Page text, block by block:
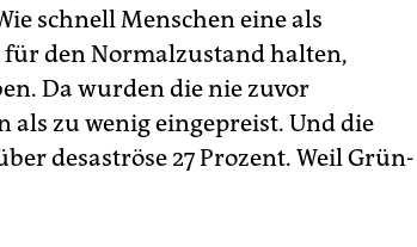
schnell Menschen eine als
den Normalzustand halten,
Da wurden die nie zuvor
als zu wenig eingepreist. Und die
desaströse 27 Prozent. Weil Grün-